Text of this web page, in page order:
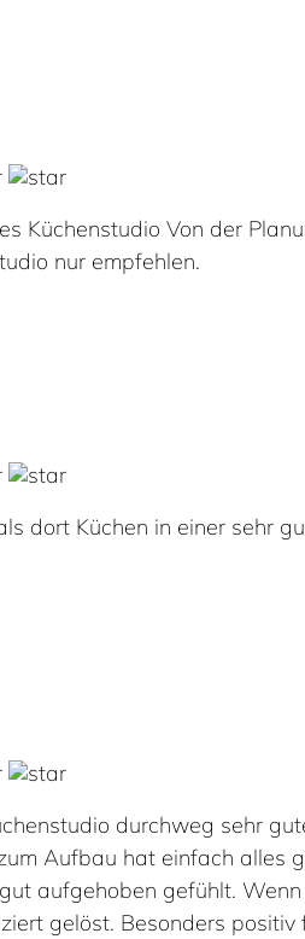
Küchenstudio Von der
nur empfehlen.
dort Küchen in einer sehr
durchweg sehr
Aufbau hat einfach alles
aufgehoben gefühlt.
gelöst. Besonders